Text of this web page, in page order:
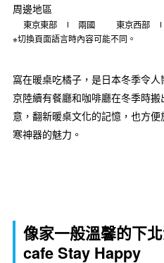
周邊地區
東京東部 兩國 東京西部
※切換頁面語言時內容可能不同。
窩在暖桌吃橘子，是日本冬季令
京陸續有餐廳和咖啡廳在冬季時
意，翻新暖桌文化的記憶，也方
寒神器的魅力。
像家一般溫馨的下
cafe Stay Happy